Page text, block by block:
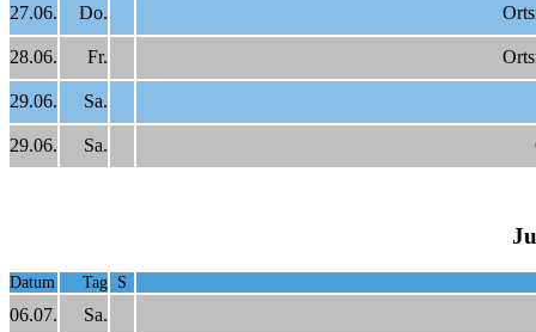
27.06. Do.
28.06. Fr.
29.06. Sa.
29.06. Sa.
Datum Tag S
06.07. Sa.